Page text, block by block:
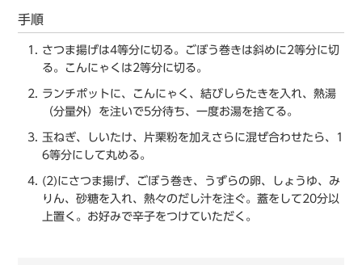
手順
さつま揚げは4等分に切る。ごぼう巻きは斜めに2等分に切
る。こんにゃくは2等分に切る。
ランチポットに、こんにゃく、結びしらたきを入れ、熱湯
（分量外）を注いで5分待ち、一度お湯を捨てる。
玉ねぎ、しいたけ、片栗粉を加えさらに混ぜ合わせたら、1
6等分にして丸める。
(2)にさつま揚げ、ごぼう巻き、うずらの卵、しょうゆ、み
りん、砂糖を入れ、熱々のだし汁を注ぐ。蓋をして20分以
上置く。お好みで辛子をつけていただく。